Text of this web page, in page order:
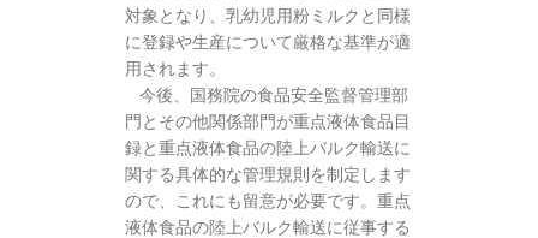
対象となり、乳幼児用粉ミルクと同様
に登録や生産について厳格な基準が適
用されます。
今後、国務院の食品安全監督管理部
門とその他関係部門が重点液体食品目
録と重点液体食品の陸上バルク輸送に
関する具体的な管理規則を制定します
ので、これにも留意が必要です。重点
液体食品の陸上バルク輸送に従事する